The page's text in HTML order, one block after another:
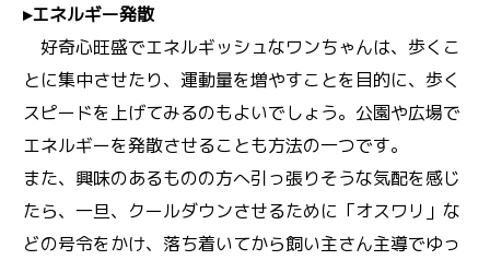
▸エネルギー発散
好奇心旺盛でエネルギッシュなワンちゃんは、歩くこ
とに集中させたり、運動量を増やすことを目的に、歩く
スピードを上げてみるのもよいでしょう。公園や広場で
エネルギーを発散させることも方法の一つです。
また、興味のあるものの方へ引っ張りそうな気配を感じ
たら、一旦、クールダウンさせるために「オスワリ」な
どの号令をかけ、落ち着いてから飼い主さん主導でゆっ